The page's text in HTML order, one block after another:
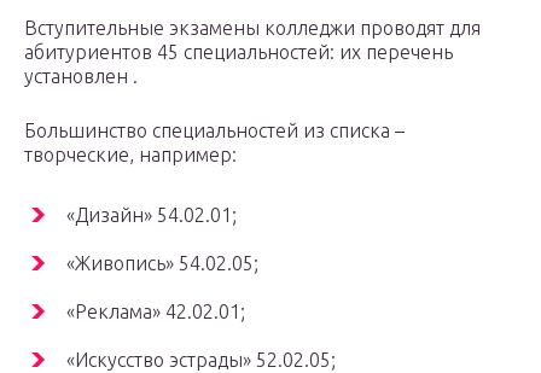
Вступительные экзамены колледжи проводят для
абитуриентов 45 специальностей: их перечень
установлен .
Большинство специальностей из списка –
творческие, например:
«Дизайн» 54.02.01;
«Живопись» 54.02.05;
«Реклама» 42.02.01;
«Искусство эстрады» 52.02.05;